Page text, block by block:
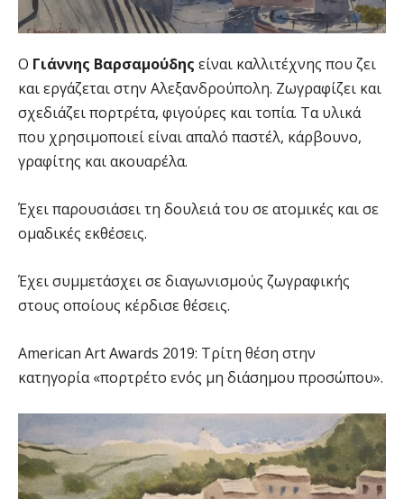
Ο Γιάννης Βαρσαμούδης είναι καλλιτέχνης που ζει
και εργάζεται στην Αλεξανδρούπολη. Ζωγραφίζει και
σχεδιάζει πορτρέτα, φιγούρες και τοπία. Τα υλικά
που χρησιμοποιεί είναι απαλό παστέλ, κάρβουνο,
γραφίτης και ακουαρέλα.
Έχει παρουσιάσει τη δουλειά του σε ατομικές και σε
ομαδικές εκθέσεις.
Έχει συμμετάσχει σε διαγωνισμούς ζωγραφικής
στους οποίους κέρδισε θέσεις.
American Art Awards 2019: Τρίτη θέση στην
κατηγορία «πορτρέτο ενός μη διάσημου προσώπου».